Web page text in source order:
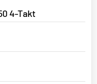
4-Takt